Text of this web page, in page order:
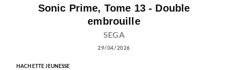
Sonic Prime, Tome 13 - Double
embrouille
SEGA
29/04/2026
HACHETTE JEUNESSE